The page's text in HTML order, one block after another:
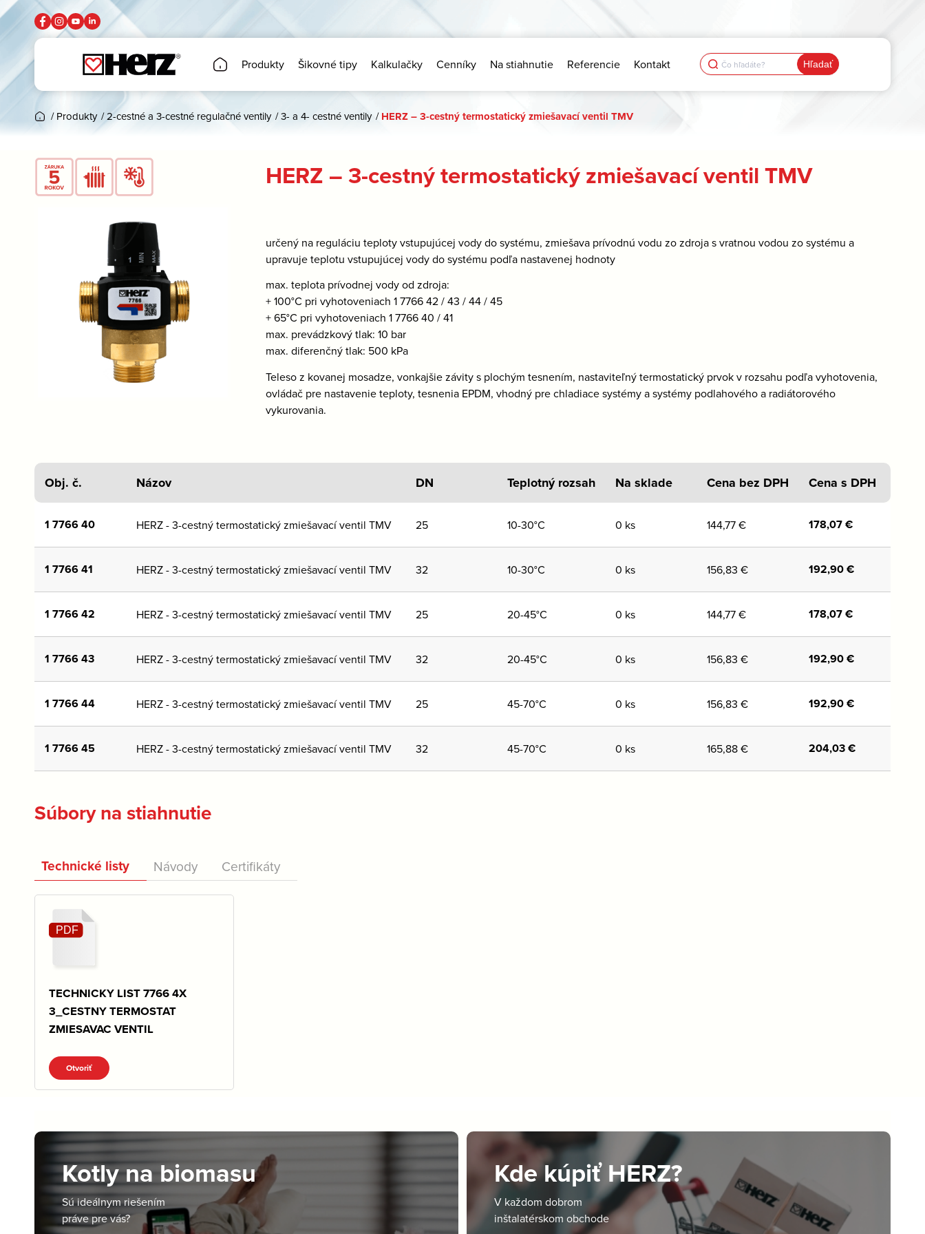
Produkty Šikovné tipy Kalkulačky Cenníky Na stiahnutie Referencie Kontakt Search
for:
/ Produkty /2-cestné a 3-cestné regulačné ventily /3- a 4- cestné ventily / HERZ – 3-cestný termostatický zmiešavací ventil TMV
HERZ – 3-cestný termostatický zmiešavací ventil TMV
určený na reguláciu teploty vstupujúcej vody do systému, zmiešava prívodnú vodu zo zdroja s vratnou vodou zo systému a
upravuje teplotu vstupujúcej vody do systému podľa nastavenej hodnoty
max. teplota prívodnej vody od zdroja:
+ 100°C pri vyhotoveniach 1 7766 42 / 43 / 44 / 45
+ 65°C pri vyhotoveniach 1 7766 40 / 41
max. prevádzkový tlak: 10 bar
max. diferenčný tlak: 500 kPa
Teleso z kovanej mosadze, vonkajšie závity s plochým tesnením, nastaviteľný termostatický prvok v rozsahu podľa vyhotovenia,
ovládač pre nastavenie teploty, tesnenia EPDM, vhodný pre chladiace systémy a systémy podlahového a radiátorového
vykurovania.
Obj. č. Názov DN Teplotný rozsah Na sklade Cena bez DPH Cena s DPH
1 7766 40 HERZ - 3-cestný termostatický zmiešavací ventil TMV 25 10-30°C 0 ks 144,77€ 178,07€
1 7766 41 HERZ - 3-cestný termostatický zmiešavací ventil TMV 32 10-30°C 0 ks 156,83 € 192,90€
1 7766 42 HERZ - 3-cestný termostatický zmiešavací ventil TMV 25 20-45°C 0 ks 144,77€ 178,07€
1 7766 43 HERZ - 3-cestný termostatický zmiešavací ventil TMV 32 20-45°C 0 ks 156,83 € 192,90€
1 7766 44 HERZ - 3-cestný termostatický zmiešavací ventil TMV 25 45-70°C 0 ks 156,83 € 192,90€
1 7766 45 HERZ - 3-cestný termostatický zmiešavací ventil TMV 32 45-70°C 0 ks 165,88€ 204,03€
Súbory na stiahnutie
Technické listy Návody Certifikáty
TECHNICKY LIST 7766 4X
3_CESTNY TERMOSTAT
ZMIESAVAC VENTIL
Otvoriť
Kotly na biomasu
Sú ideálnym riešením
práve pre vás?
Kde kúpiť HERZ?
V každom dobrom
inštalatérskom obchode